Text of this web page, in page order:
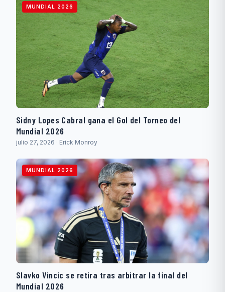
MUNDIAL 2026
Sidny Lopes Cabral gana el Gol del Torneo del
Mundial 2026
julio 27, 2026 · Erick Monroy
MUNDIAL 2026
Slavko Vincic se retira tras arbitrar la final del
Mundial 2026